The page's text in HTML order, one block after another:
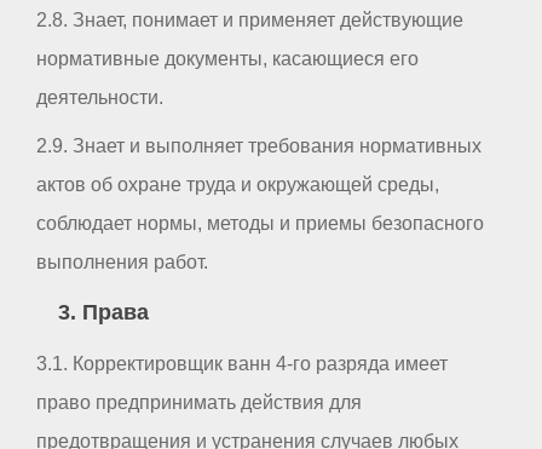
2.8. Знает, понимает и применяет действующие
нормативные документы, касающиеся его
деятельности.
2.9. Знает и выполняет требования нормативных
актов об охране труда и окружающей среды,
соблюдает нормы, методы и приемы безопасного
выполнения работ.
3. Права
3.1. Корректировщик ванн 4-го разряда имеет
право предпринимать действия для
предотвращения и устранения случаев любых